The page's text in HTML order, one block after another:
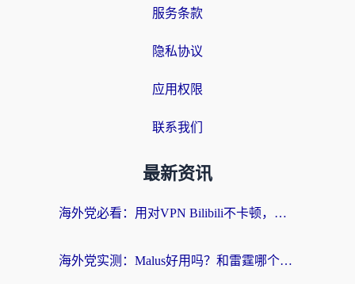
服务条款
隐私协议
应用权限
联系我们
最新资讯
海外党必看：用对VPN Bilibili不卡顿，英国玩国内游戏也丝滑——2026回国加速器选择指南
海外党实测：Malus好用吗？和雷霆哪个好？+ 3款热门加速器深度对比